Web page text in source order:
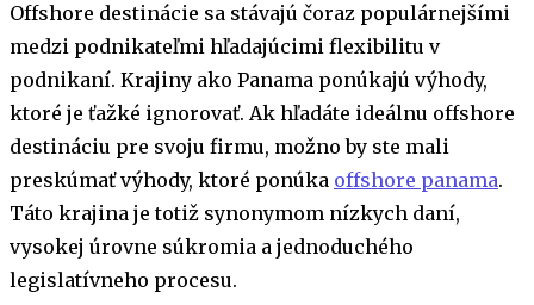
Offshore destinácie sa stávajú čoraz populárnejšími
medzi podnikateľmi hľadajúcimi flexibilitu v
podnikaní. Krajiny ako Panama ponúkajú výhody,
ktoré je ťažké ignorovať. Ak hľadáte ideálnu offshore
destináciu pre svoju firmu, možno by ste mali
preskúmať výhody, ktoré ponúka offshore panama.
Táto krajina je totiž synonymom nízkych daní,
vysokej úrovne súkromia a jednoduchého
legislatívneho procesu.